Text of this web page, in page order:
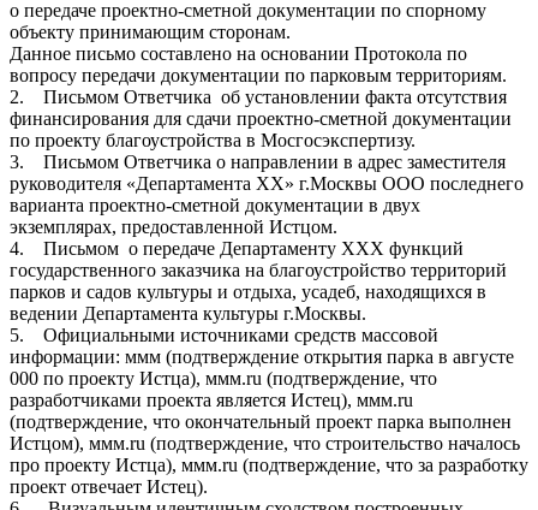
о передаче проектно-сметной документации по спорному
объекту принимающим сторонам.
Данное письмо составлено на основании Протокола по
вопросу передачи документации по парковым территориям.
2. Письмом Ответчика об установлении факта отсутствия
финансирования для сдачи проектно-сметной документации
по проекту благоустройства в Мосгосэкспертизу.
3. Письмом Ответчика о направлении в адрес заместителя
руководителя «Департамента ХХ» г.Москвы ООО последнего
варианта проектно-сметной документации в двух
экземплярах, предоставленной Истцом.
4. Письмом о передаче Департаменту ХХХ функций
государственного заказчика на благоустройство территорий
парков и садов культуры и отдыха, усадеб, находящихся в
ведении Департамента культуры г.Москвы.
5. Официальными источниками средств массовой
информации: ммм (подтверждение открытия парка в августе
000 по проекту Истца), ммм.ru (подтверждение, что
разработчиками проекта является Истец), ммм.ru
(подтверждение, что окончательный проект парка выполнен
Истцом), ммм.ru (подтверждение, что строительство началось
про проекту Истца), ммм.ru (подтверждение, что за разработку
проект отвечает Истец).